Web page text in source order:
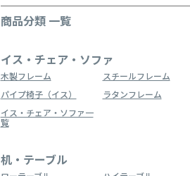
商品分類 一覧
イス・チェア・ソファ
木製フレーム スチールフレーム
パイプ椅子（イス）
ラタンフレーム
イス・チェア・ソファ一
覧
机・テーブル